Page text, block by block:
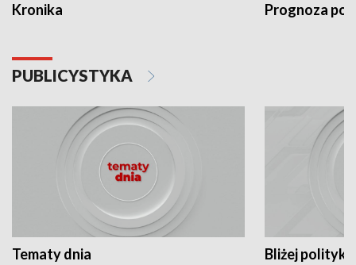
Kronika Prognoza
PUBLICYSTYKA
Tematy dnia Bliżej polityki